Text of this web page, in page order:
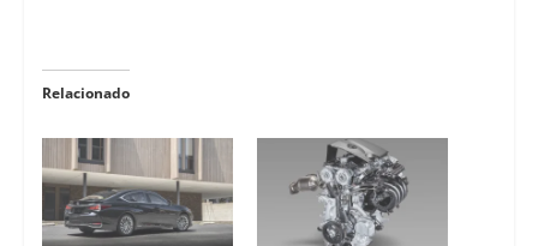
Relacionado